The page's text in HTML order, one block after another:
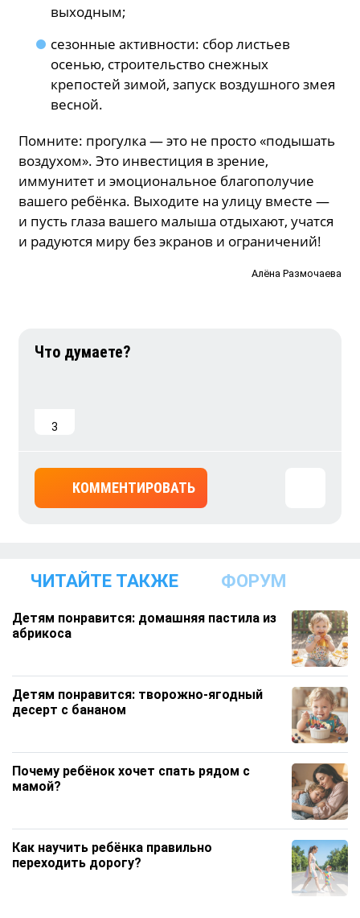
выходным;
сезонные активности: сбор листьев
осенью, строительство снежных
крепостей зимой, запуск воздушного змея
весной.
Помните: прогулка — это не просто «подышать
воздухом». Это инвестиция в зрение,
иммунитет и эмоциональное благополучие
вашего ребёнка. Выходите на улицу вместе —
и пусть глаза вашего малыша отдыхают, учатся
и радуются миру без экранов и ограничений!
Алёна Размочаева
3
КОММЕНТИРОВАТЬ
ЧИТАЙТЕ ТАКЖЕ ФОРУМ
Детям понравится: домашняя пастила из
абрикоса
Детям понравится: творожно‑ягодный
десерт с бананом
Почему ребёнок хочет спать рядом с
мамой?
Как научить ребёнка правильно
переходить дорогу?